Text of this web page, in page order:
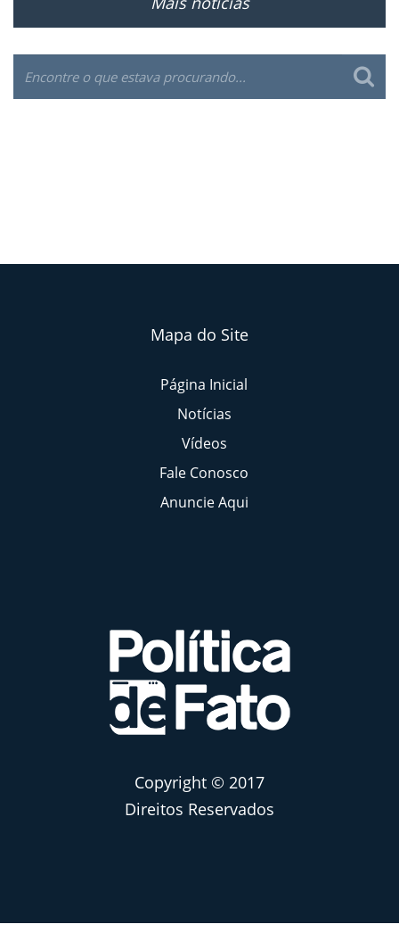
Mapa do Site
Página Inicial
Notícias
Vídeos
Fale Conosco
Anuncie Aqui
Copyright © 2017
Direitos Reservados